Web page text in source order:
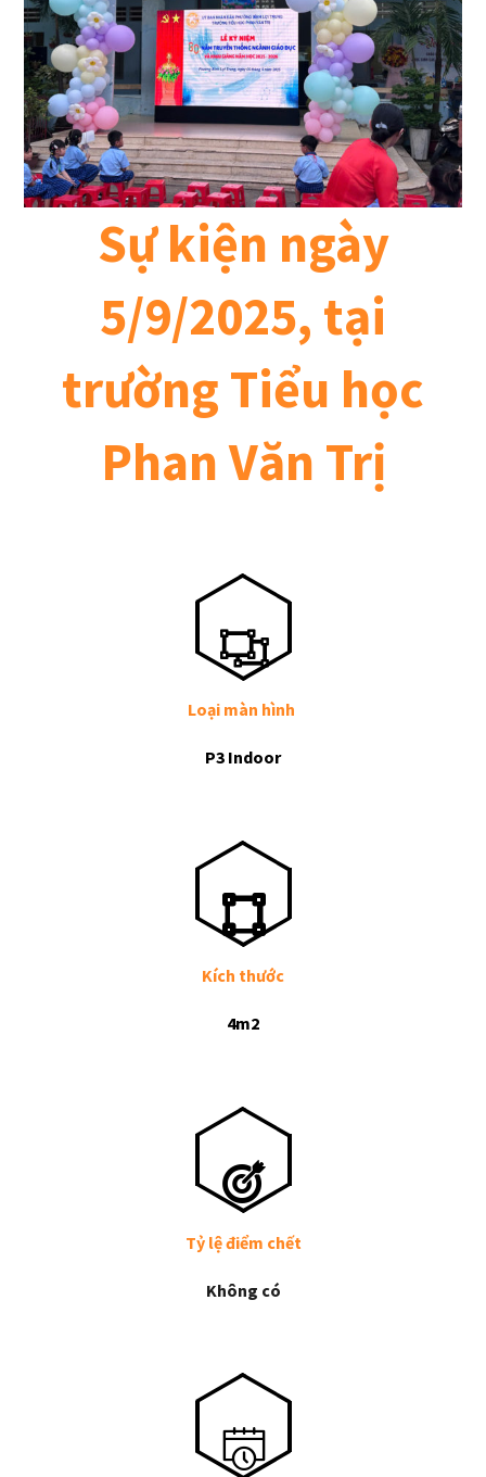
Sự kiện ngày
5/9/2025, tại
trường Tiểu học
Phan Văn Trị
Loại màn hình
P3 Indoor
Kích thước
4m2
Tỷ lệ điểm chết
Không có